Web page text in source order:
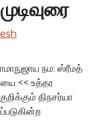
நம: ஸ்ரீமத்
<< உத்தர
திநசர்யா